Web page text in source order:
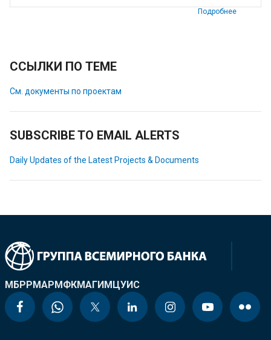
Подробнее
ССЫЛКИ ПО ТЕМЕ
См. документы по проектам
SUBSCRIBE TO EMAIL ALERTS
Daily Updates of the Latest Projects & Documents
МБРРМАРМФКМАГИМЦУИС